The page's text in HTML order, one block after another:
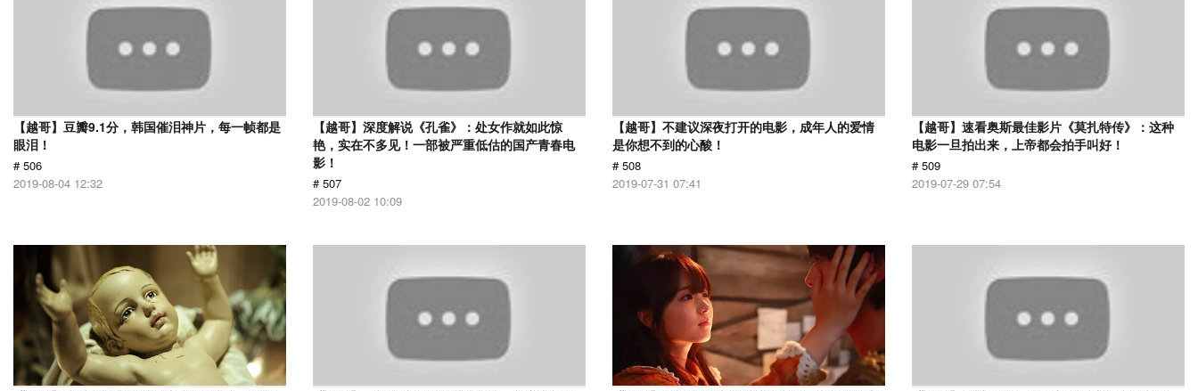
【越哥】豆瓣9.1分，韩国催泪神片，每一帧都是
眼泪！
# 506
2019-08-04 12:32
【越哥】深度解说《孔雀》：处女作就如此惊
艳，实在不多见！一部被严重低估的国产青春电
影！
# 507
2019-08-02 10:09
【越哥】不建议深夜打开的电影，成年人的爱情
是你想不到的心酸！
# 508
2019-07-31 07:41
【越哥】速看奥斯最佳影片《莫扎特传》：这种
电影一旦拍出来，上帝都会拍手叫好！
# 509
2019-07-29 07:54